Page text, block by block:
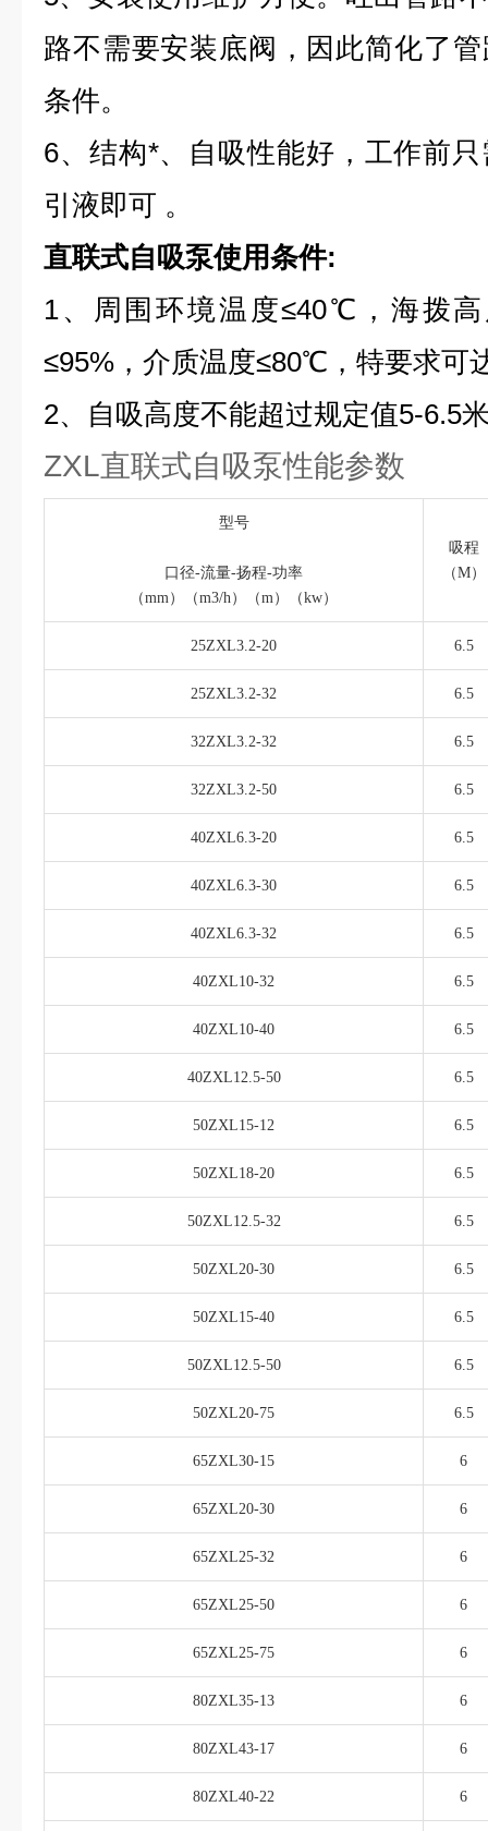
路不需要安装底阀，因此简化了
条件。
6、结构*、自吸性能好，工作前
引液即可 。
直联式自吸泵使用条件:
1、周围环境温度≤40℃，海拨高
≤95%，介质温度≤80℃，特要求可
2、自吸高度不能超过规定值5-6.5
ZXL直联式自吸泵性能参数
型号
口径-流量-扬程-功率
（mm）（m3/h）（m）（kw）
吸程
（M）
25ZXL3.2-20 6.5
25ZXL3.2-32 6.5
32ZXL3.2-32 6.5
32ZXL3.2-50 6.5
40ZXL6.3-20 6.5
40ZXL6.3-30 6.5
40ZXL6.3-32 6.5
40ZXL10-32 6.5
40ZXL10-40 6.5
40ZXL12.5-50 6.5
50ZXL15-12 6.5
50ZXL18-20 6.5
50ZXL12.5-32 6.5
50ZXL20-30 6.5
50ZXL15-40 6.5
50ZXL12.5-50 6.5
50ZXL20-75 6.5
65ZXL30-15 6
65ZXL20-30 6
65ZXL25-32 6
65ZXL25-50 6
65ZXL25-75 6
80ZXL35-13 6
80ZXL43-17 6
80ZXL40-22 6